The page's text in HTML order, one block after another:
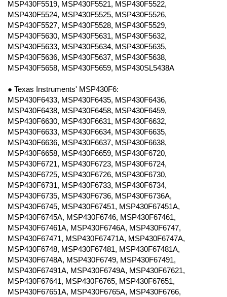
MSP430F5519, MSP430F5521, MSP430F5522,
MSP430F5524, MSP430F5525, MSP430F5526,
MSP430F5527, MSP430F5528, MSP430F5529,
MSP430F5630, MSP430F5631, MSP430F5632,
MSP430F5633, MSP430F5634, MSP430F5635,
MSP430F5636, MSP430F5637, MSP430F5638,
MSP430F5658, MSP430F5659, MSP430SL5438A
● Texas Instruments' MSP430F6:
MSP430F6433, MSP430F6435, MSP430F6436,
MSP430F6438, MSP430F6458, MSP430F6459,
MSP430F6630, MSP430F6631, MSP430F6632,
MSP430F6633, MSP430F6634, MSP430F6635,
MSP430F6636, MSP430F6637, MSP430F6638,
MSP430F6658, MSP430F6659, MSP430F6720,
MSP430F6721, MSP430F6723, MSP430F6724,
MSP430F6725, MSP430F6726, MSP430F6730,
MSP430F6731, MSP430F6733, MSP430F6734,
MSP430F6735, MSP430F6736, MSP430F6736A,
MSP430F6745, MSP430F67451, MSP430F67451A,
MSP430F6745A, MSP430F6746, MSP430F67461,
MSP430F67461A, MSP430F6746A, MSP430F6747,
MSP430F67471, MSP430F67471A, MSP430F6747A,
MSP430F6748, MSP430F67481, MSP430F67481A,
MSP430F6748A, MSP430F6749, MSP430F67491,
MSP430F67491A, MSP430F6749A, MSP430F67621,
MSP430F67641, MSP430F6765, MSP430F67651,
MSP430F67651A, MSP430F6765A, MSP430F6766,